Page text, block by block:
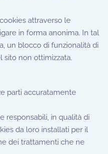
cookies attraverso le
in forma anonima. In tal
un blocco di funzionalità di
sito non ottimizzata.
parti accuratamente
responsabili, in qualità di
da loro installati per il
dei trattamenti che ne